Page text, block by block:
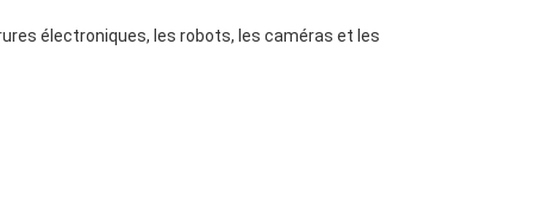
électroniques, les robots, les caméras et les